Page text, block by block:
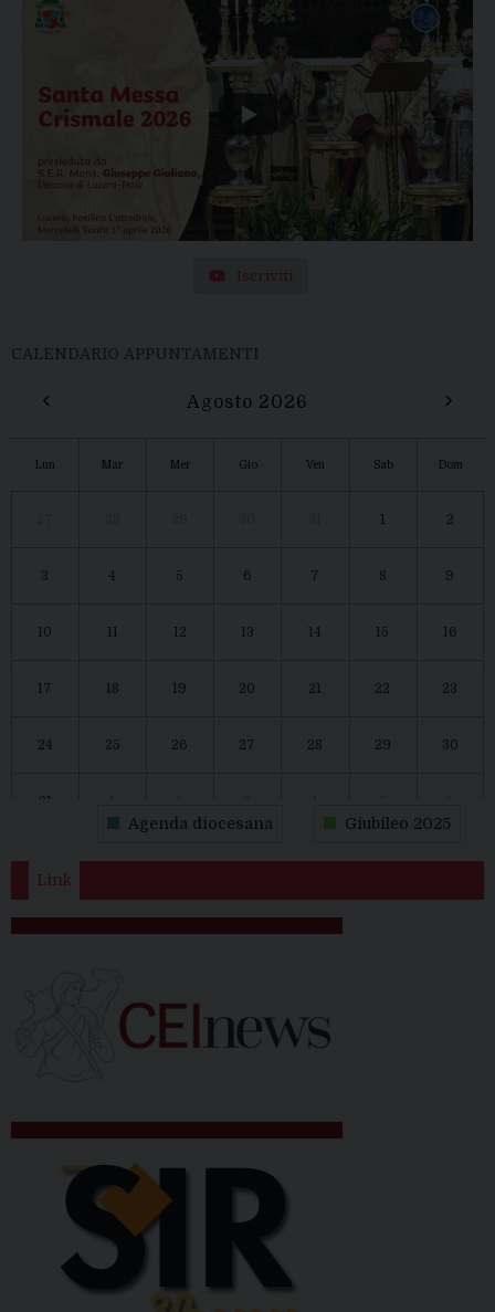
Iscriviti
CALENDARIO APPUNTAMENTI
‹ Agosto 2026 ›
Lun Mar Mer Gio Ven Sab Dom
1 2
3 4 5 6 7 8 9
10 11 12 13 14 15 16
17 18 19 20 21 22 23
24 25 26 27 28 29 30
31
Agenda diocesana Giubileo 2025
Link